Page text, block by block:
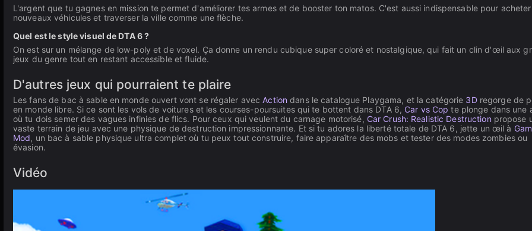
L'argent que tu gagnes en mission te permet d'améliorer tes armes et de booster ton matos. C'est aussi indispensable pour
nouveaux véhicules et traverser la ville comme une flèche.
Quel est le style visuel de DTA 6 ?
On est sur un mélange de low-poly et de voxel. Ça donne un rendu cubique super coloré et nostalgique, qui fait un clin d'œil aux
jeux du genre tout en restant accessible et fluide.
D'autres jeux qui pourraient te plaire
Les fans de bac à sable en monde ouvert vont se régaler avecAction dans le catalogue Playgama, et la catégorie 3Dregorge de
en monde libre. Si ce sont les vols de voitures et les courses-poursuites qui te bottent dans DTA 6, Car vs Cop te plonge dans une
où tu dois semer des vagues infinies de flics. Pour ceux qui veulent du carnage motorisé, Car Crush: Realistic Destruction propose
vaste terrain de jeu avec une physique de destruction impressionnante. Et si tu adores la liberté totale de DTA 6, jette un œil à
Mod, un bac à sable physique ultra complet où tu peux tout construire, faire apparaître des mobs et tester des modes zombies ou
évasion.
Vidéo